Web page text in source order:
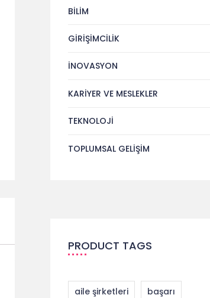
BILIM
GIRIŞIMCILIK
İNOVASYON
KARIYER VE MESLEKLER
TEKNOLOJI
TOPLUMSAL GELIŞIM
PRODUCT TAGS
aile şirketleri başarı